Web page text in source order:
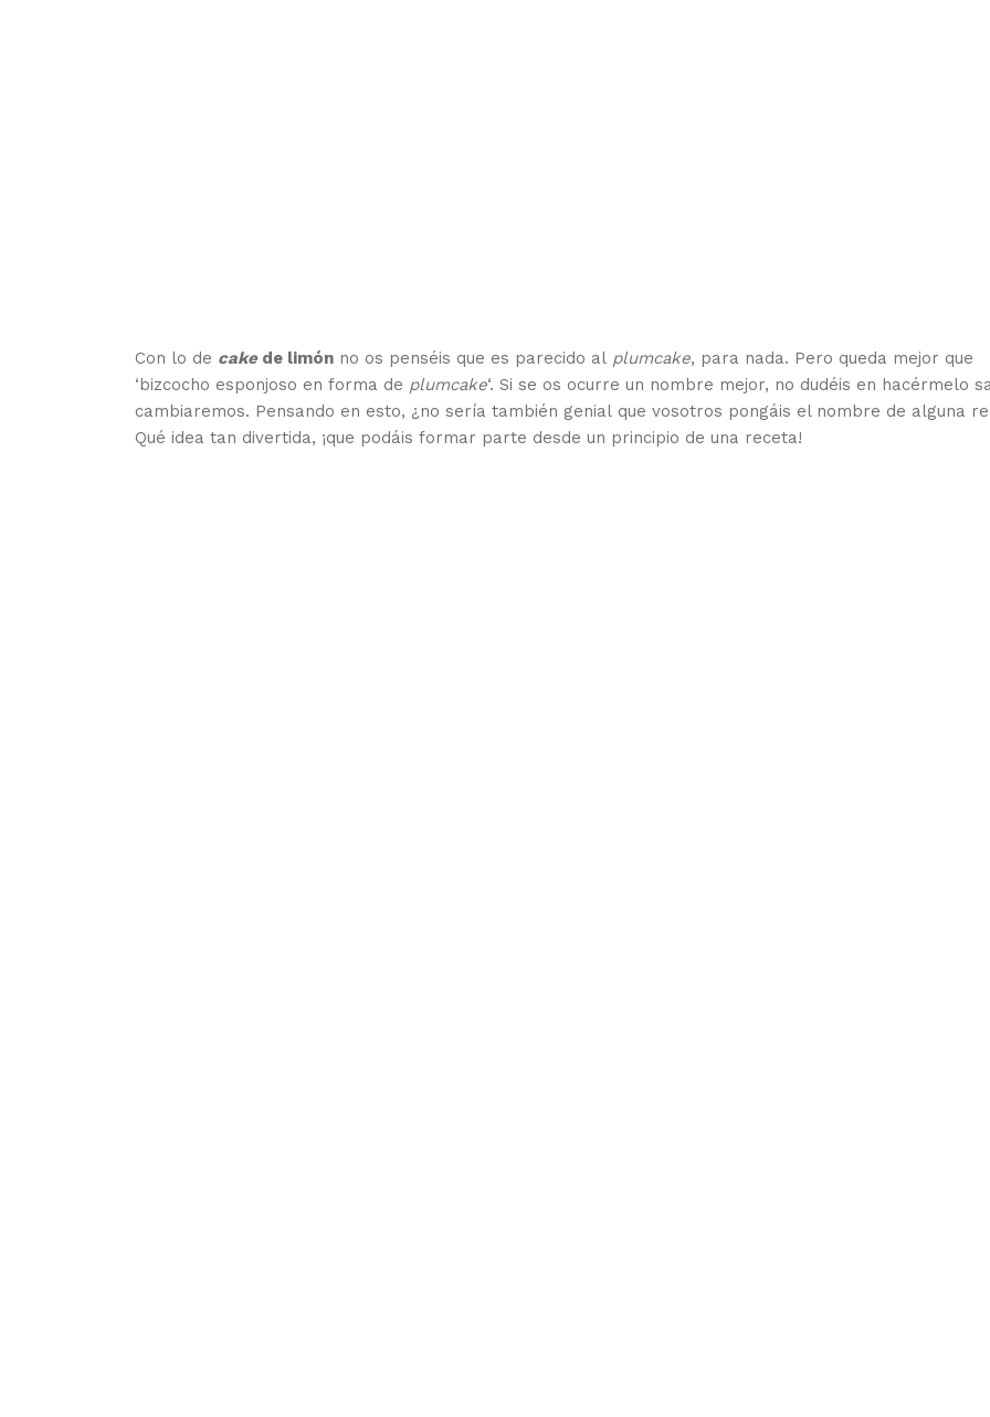
Con lo de cakede limón no os penséis que es parecido al plumcake, para nada. Pero queda mejor que
‘bizcocho esponjoso en forma de plumcake‘. Si se os ocurre un nombre mejor, no dudéis en hacérmelo
cambiaremos. Pensando en esto, ¿no sería también genial que vosotros pongáis el nombre de alguna
Qué idea tan divertida, ¡que podáis formar parte desde un principio de una receta!